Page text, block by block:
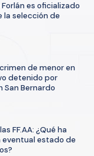
es oficializado
la selección de
de menor en
detenido por
Bernardo
FF.AA: ¿Qué ha
eventual estado de